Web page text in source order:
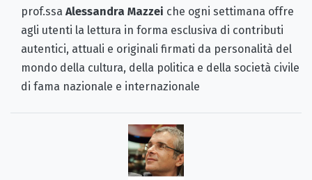
prof.ssa Alessandra Mazzei che ogni settimana offre
agli utenti la lettura in forma esclusiva di contributi
autentici, attuali e originali firmati da personalità del
mondo della cultura, della politica e della società civile
di fama nazionale e internazionale